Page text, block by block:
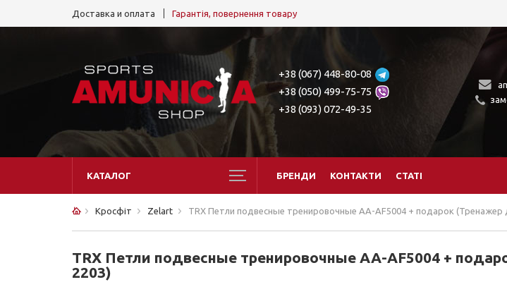
Доставка и оплата Гарантія, повернення товару
+38 (067) 448-80-08
+38 (050) 499-75-75
+38 (093) 072-49-35
КАТАЛОГ БРЕНДИ КОНТАКТИ СТАТІ
Кросфіт Zelart TRX Петли подвесные тренировочные AA-AF5004 + подарок
TRX Петли подвесные тренировочные AA-AF5004 +
2203)